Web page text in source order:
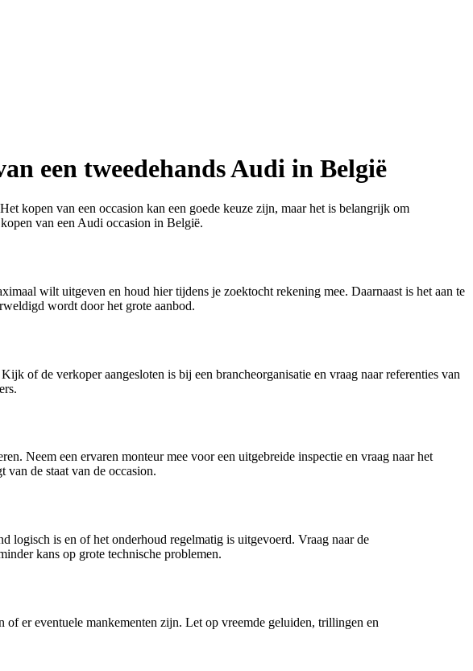
een tweedehands Audi in België
kopen van een occasion kan een goede keuze zijn, maar het is belangrijk om
van een Audi occasion in België.
wilt uitgeven en houd hier tijdens je zoektocht rekening mee. Daarnaast is het aan te
wordt door het grote aanbod.
of de verkoper aangesloten is bij een brancheorganisatie en vraag naar referenties van
Neem een ervaren monteur mee voor een uitgebreide inspectie en vraag naar het
de staat van de occasion.
logisch is en of het onderhoud regelmatig is uitgevoerd. Vraag naar de
kans op grote technische problemen.
er eventuele mankementen zijn. Let op vreemde geluiden, trillingen en